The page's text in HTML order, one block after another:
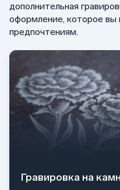
дополнительная
оформление, которое вы
предпочтениям.
Гравировка на